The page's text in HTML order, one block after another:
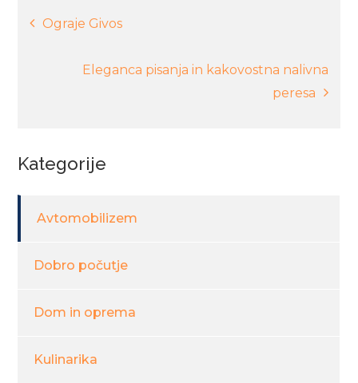
Navigacija
prispevka
Ograje Givos
Eleganca pisanja in kakovostna nalivna
peresa
Kategorije
Avtomobilizem
Dobro počutje
Dom in oprema
Kulinarika